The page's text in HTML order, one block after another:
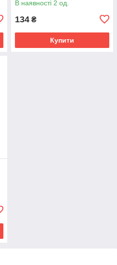
протипаразитарний засіб
В наявності 2 од.
134 ₴
Купити